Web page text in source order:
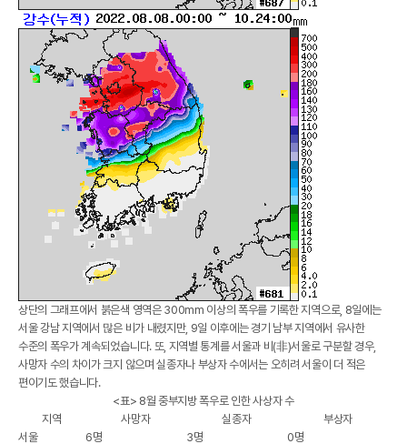
상단의 그래프에서 붉은색 영역은 300mm 이상의 폭우를 기록한 지역으로, 8일에는
서울 강남 지역에서 많은 비가 내렸지만, 9일 이후에는 경기 남부 지역에서 유사한
수준의 폭우가 계속되었습니다. 또, 지역별 통계를 서울과 비(非)서울로 구분할 경우,
사망자 수의 차이가 크지 않으며 실종자나 부상자 수에서는 오히려 서울이 더 적은
편이기도 했습니다.
<표> 8월 중부지방 폭우로 인한 사상자 수
지역
사망자 실종자
부상자
서울
6명 3명
0명